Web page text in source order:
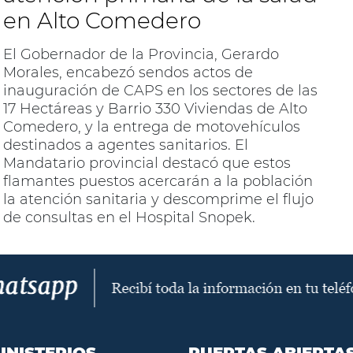
en Alto Comedero
El Gobernador de la Provincia, Gerardo
Morales, encabezó sendos actos de
inauguración de CAPS en los sectores de las
17 Hectáreas y Barrio 330 Viviendas de Alto
Comedero, y la entrega de motovehículos
destinados a agentes sanitarios. El
Mandatario provincial destacó que estos
flamantes puestos acercarán a la población
la atención sanitaria y descomprime el flujo
de consultas en el Hospital Snopek.